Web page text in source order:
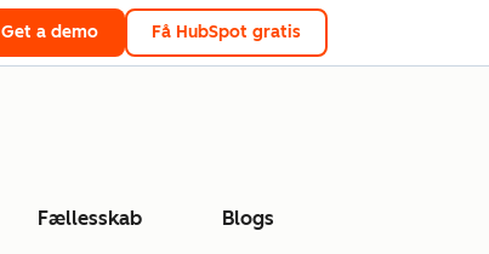
Get a demo Få HubSpot gratis
Fællesskab Blogs